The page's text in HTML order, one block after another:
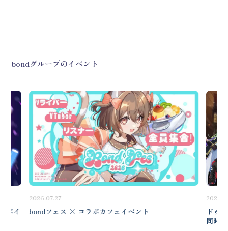
bondグループのイベント
ボイ
2026.07.27
bondフェス × コラボカフェイベント
ドゥ
同時